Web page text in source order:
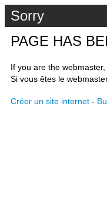
Sorry
PAGE HAS
If you are the
Si vous êtes le
Créer un site internet -